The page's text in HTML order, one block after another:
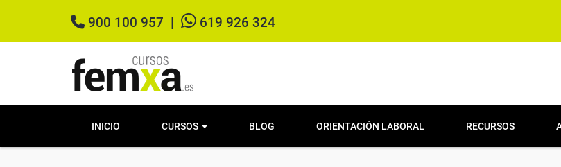
900 100 957 619 926 324
INICIO CURSOS BLOG ORIENTACIÓN LABORAL RECURSOS